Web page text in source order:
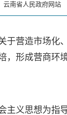
云南省人民政府网
于营造市场化
，形成营商环
主义思想为指